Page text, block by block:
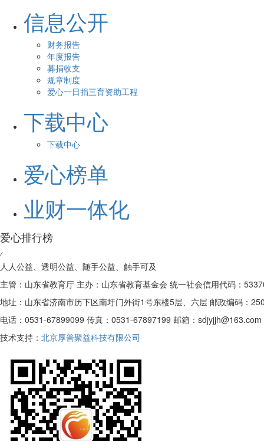
信息公开
财务报告
年度报告
募捐收支
规章制度
爱心一日捐三育资助工程
下载中心
下载中心
爱心榜单
业财一体化
爱心排行榜
⁄
人人公益、透明公益、随手公益、触手可及
主管：山东省教育厅 主办：山东省教育基金会 统一社会信用代码：
地址：山东省济南市历下区南圩门外街1号东楼5层、六层 邮政编码：
电话：0531-67899099 传真：0531-67897199 邮箱：sdjyjjh@163.com
技术支持： 北京厚普聚益科技有限公司